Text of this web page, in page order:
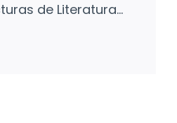
de Literatura…